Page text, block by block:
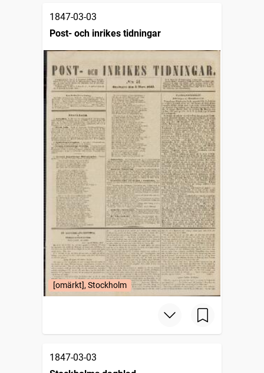
1847-03-03
Post- och inrikes tidningar
[omärkt], Stockholm
1847-03-03